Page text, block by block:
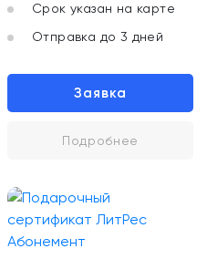
Срок указан на карте
Отправка до 3 дней
Заявка
Подробнее